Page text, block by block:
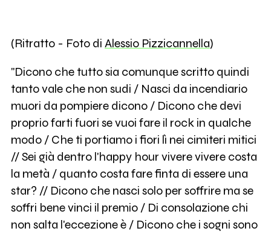
(Ritratto - Foto di Alessio Pizzicannella)
"Dicono che tutto sia comunque scritto quindi
tanto vale che non sudi / Nasci da incendiario
muori da pompiere dicono / Dicono che devi
proprio farti fuori se vuoi fare il rock in qualche
modo / Che ti portiamo i fiori lì nei cimiteri mitici
// Sei già dentro l'happy hour vivere vivere costa
la metà / quanto costa fare finta di essere una
star? // Dicono che nasci solo per soffrire ma se
soffri bene vinci il premio / Di consolazione chi
non salta l'eccezione è / Dicono che i sogni sono